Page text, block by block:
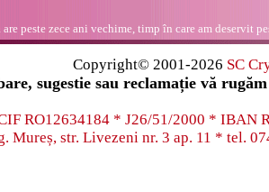
peste zece ani vechime, timp în care am deservit
Copyright© 2001-2026 SC
sugestie sau reclamație vă
RO12634184 * J26/51/2000 * IBAN
Mureș, str. Livezeni nr. 3 ap. 11 * tel.